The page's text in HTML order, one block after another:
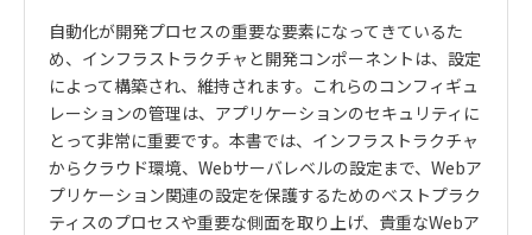
自動化が開発プロセスの重要な要素になってきているた
め、インフラストラクチャと開発コンポーネントは、設定
によって構築され、維持されます。これらのコンフィギュ
レーションの管理は、アプリケーションのセキュリティに
とって非常に重要です。本書では、インフラストラクチャ
からクラウド環境、 Webサーバレベルの設定まで、 Webア
プリケーション関連の設定を保護するためのベストプラク
ティスのプロセスや重要な側面を取り上げ、貴重なWebア